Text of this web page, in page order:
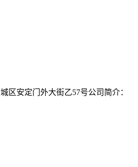
区安定门外大街乙57号公司简介